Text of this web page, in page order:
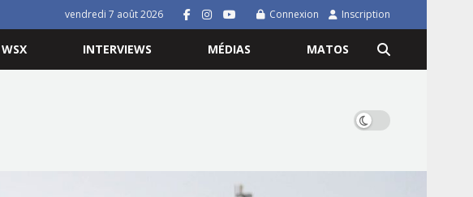
vendredi 7 août 2026 Connexion Inscription
WSX INTERVIEWS MÉDIAS MATOS